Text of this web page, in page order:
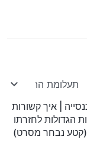
תעלומת ההילקחות
| איך קשורות
הגדולות לחזרתו
(קטע נבחר מסרט)